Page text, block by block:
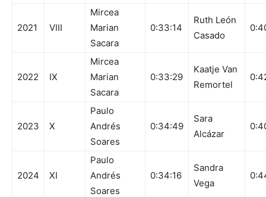
2021 VIII
Mircea
Marian
Sacara
0:33:14
Ruth León
Casado
2022 IX
Mircea
Marian
Sacara
0:33:29
Kaatje Van
Remortel
2023 X
Paulo
Andrés
Soares
0:34:49
Sara
Alcázar
2024 XI
Paulo
Andrés
Soares
0:34:16
Sandra
Vega